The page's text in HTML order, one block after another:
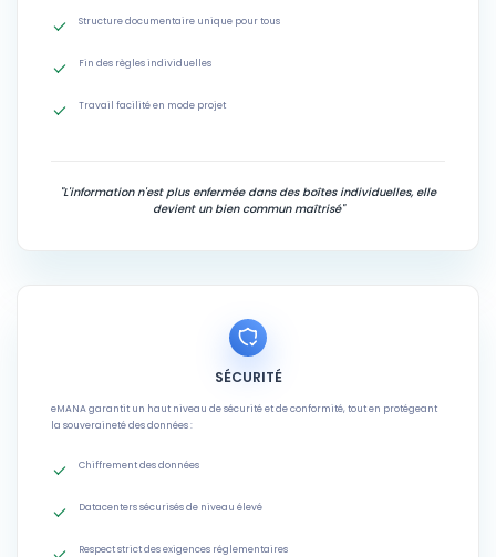
Structure documentaire unique pour tous
Fin des règles individuelles
Travail facilité en mode projet
"L'information n'est plus enfermée dans des boîtes individuelles, elle
devient un bien commun maîtrisé"
SÉCURITÉ
eMANA garantit un haut niveau de sécurité et de conformité, tout en protégeant
la souveraineté des données :
Chiffrement des données
Datacenters sécurisés de niveau élevé
Respect strict des exigences réglementaires